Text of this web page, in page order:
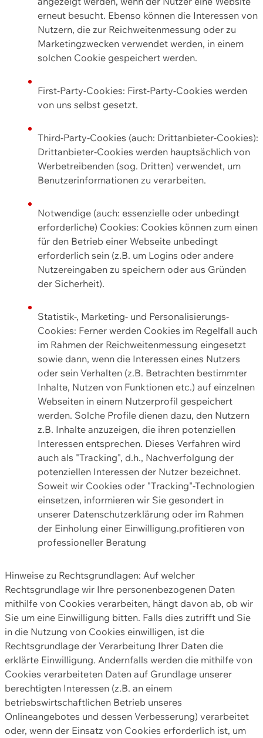
erneut besucht. Ebenso können die Interessen von
Nutzern, die zur Reichweitenmessung oder zu
Marketingzwecken verwendet werden, in einem
solchen Cookie gespeichert werden.
First-Party-Cookies: First-Party-Cookies werden
von uns selbst gesetzt.
Third-Party-Cookies (auch: Drittanbieter-Cookies):
Drittanbieter-Cookies werden hauptsächlich von
Werbetreibenden (sog. Dritten) verwendet, um
Benutzerinformationen zu verarbeiten.
Notwendige (auch: essenzielle oder unbedingt
erforderliche) Cookies: Cookies können zum einen
für den Betrieb einer Webseite unbedingt
erforderlich sein (z.B. um Logins oder andere
Nutzereingaben zu speichern oder aus Gründen
der Sicherheit).
Statistik-, Marketing- und Personalisierungs-
Cookies: Ferner werden Cookies im Regelfall auch
im Rahmen der Reichweitenmessung eingesetzt
sowie dann, wenn die Interessen eines Nutzers
oder sein Verhalten (z.B. Betrachten bestimmter
Inhalte, Nutzen von Funktionen etc.) auf einzelnen
Webseiten in einem Nutzerprofil gespeichert
werden. Solche Profile dienen dazu, den Nutzern
z.B. Inhalte anzuzeigen, die ihren potenziellen
Interessen entsprechen. Dieses Verfahren wird
auch als "Tracking", d.h., Nachverfolgung der
potenziellen Interessen der Nutzer bezeichnet.
Soweit wir Cookies oder "Tracking"-Technologien
einsetzen, informieren wir Sie gesondert in
unserer Datenschutzerklärung oder im Rahmen
der Einholung einer Einwilligung.profitieren von
professioneller Beratung
Hinweise zu Rechtsgrundlagen: Auf welcher
Rechtsgrundlage wir Ihre personenbezogenen Daten
mithilfe von Cookies verarbeiten, hängt davon ab, ob wir
Sie um eine Einwilligung bitten. Falls dies zutrifft und Sie
in die Nutzung von Cookies einwilligen, ist die
Rechtsgrundlage der Verarbeitung Ihrer Daten die
erklärte Einwilligung. Andernfalls werden die mithilfe von
Cookies verarbeiteten Daten auf Grundlage unserer
berechtigten Interessen (z.B. an einem
betriebswirtschaftlichen Betrieb unseres
Onlineangebotes und dessen Verbesserung) verarbeitet
oder, wenn der Einsatz von Cookies erforderlich ist, um